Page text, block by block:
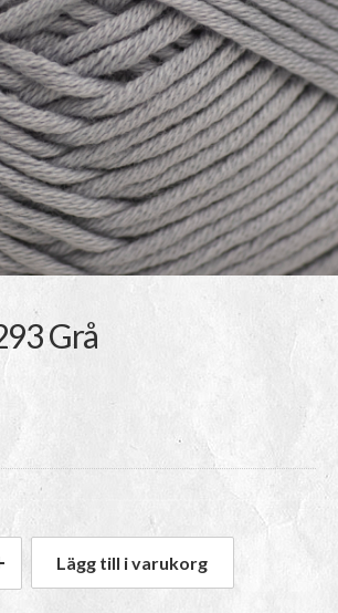
Grå
Petunia | 293 Grå mängd
Lägg till i varukorg